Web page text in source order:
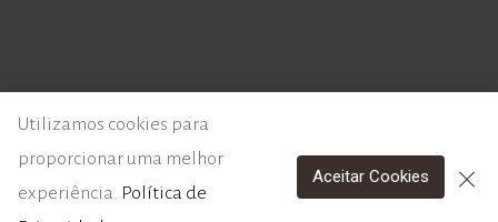
Utilizamos cookies para
proporcionar uma melhor
experiência. Política de
Aceitar Cookies